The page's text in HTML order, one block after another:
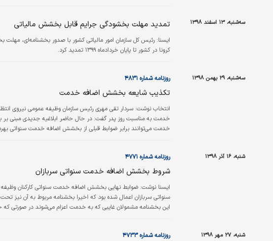
سه‌شنبه، ۱۳ اسفند ۱۳۹۸ تمدید مهلت بخشودگی جرایم قابل بخشش مالیاتی
ايسنا:
کرونا در کشور تا پایان خردادماه ۱۳۹۹ تمدید کرد.
سه‌شنبه، ۲۹ بهمن ۱۳۹۸ روزنامه شماره ۴۸۳۱
تکذیب شایعه بخشش اضافه خدمت
انتخاب نوشت: سردار تقی مهری رئیس سازمان وظیفه عمومی نیروی
خدمت به مناسبت روز پدر گفت: در حال حاضر ابلاغیه جدیدی مبنی
خدمت می‌توانند برابر ضوابط قبلی از بخشش اضافه خدمت سنواتی
شنبه، ۱۶ آذر ۱۳۹۸ روزنامه شماره ۴۷۷۱
شروط بخشش اضافه خدمت سنواتی سربازان
ایسنا نوشت: ضوابط نهایی بخشش اضافه خدمت سنواتی کارکنان
این بخشنامه مشمولان غایبی که به خدمت اعزام می‌شوند در صورتی
شنبه، ۲۷ مهر ۱۳۹۸ روزنامه شماره ۴۷۳۳